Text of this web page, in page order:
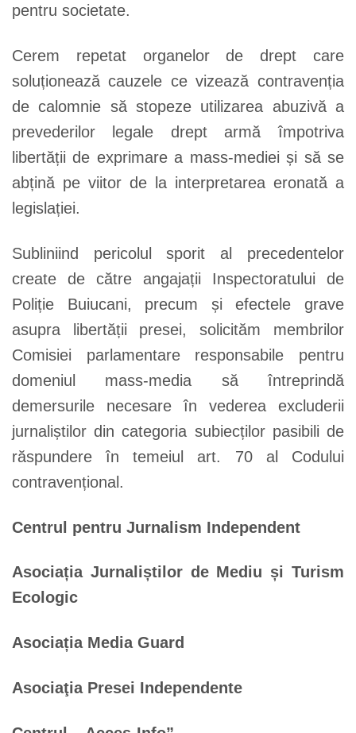
pentru societate.
Cerem repetat organelor de drept care
soluționează cauzele ce vizează contravenția
de calomnie să stopeze utilizarea abuzivă a
prevederilor legale drept armă împotriva
libertății de exprimare a mass-mediei și să se
abțină pe viitor de la interpretarea eronată a
legislației.
Subliniind pericolul sporit al precedentelor
create de către angajații Inspectoratului de
Poliție Buiucani, precum și efectele grave
asupra libertății presei, solicităm membrilor
Comisiei parlamentare responsabile pentru
domeniul mass-media să întreprindă
demersurile necesare în vederea excluderii
jurnaliștilor din categoria subiecților pasibili de
răspundere în temeiul art. 70 al Codului
contravențional.
Centrul pentru Jurnalism Independent
Asociația Jurnaliștilor de Mediu și Turism
Ecologic
Asociația Media Guard
Asociaţia Presei Independente